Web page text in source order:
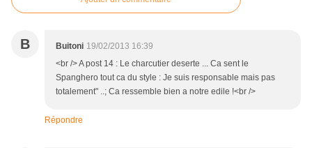
B Buitoni 19/02/2013 16:39
<br /> A post 14 : Le charcutier deserte ... Ca sent le
Spanghero tout ca du style : Je suis responsable mais pas
totalement" ..; Ca ressemble bien a notre edile !<br />
Répondre